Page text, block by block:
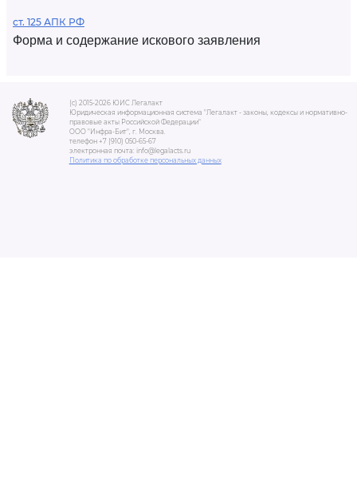
ст. 125 АПК РФ
Форма и содержание искового заявления
(c) 2015-2026 ЮИС Легалакт
Юридическая информационная система "Легалакт - законы, кодексы и нормативно-
правовые акты Российской Федерации"
ООО "Инфра-Бит", г. Москва.
телефон +7 (910) 050-65-67
электронная почта: info@legalacts.ru
Политика по обработке персональных данных